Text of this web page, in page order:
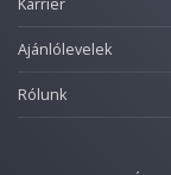
Karrier
Ajánlólevelek
Rólunk